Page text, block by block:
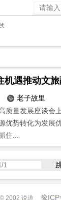
机遇推动文
 老子故里
质量发展座谈会
优势转化为发展
住...
2002 说道
豫